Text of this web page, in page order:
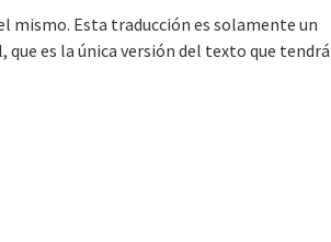
mismo. Esta traducción es solamente un
es la única versión del texto que tendrá